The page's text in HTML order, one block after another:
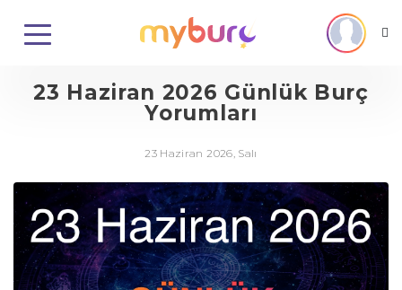
23 Haziran 2026 Günlük Burç
Yorumları
23 Haziran 2026, Salı